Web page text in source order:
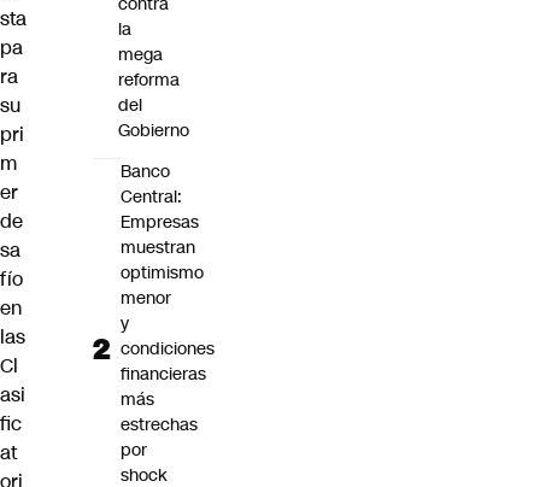
sta
pa
ra
su
pri
m
er
de
sa
fío
en
las
Cl
asi
fic
at
la
mega
reforma
del
Gobierno
Banco
Central:
Empresas
muestran
optimismo
menor
y
condiciones
financieras
más
estrechas
por
shock